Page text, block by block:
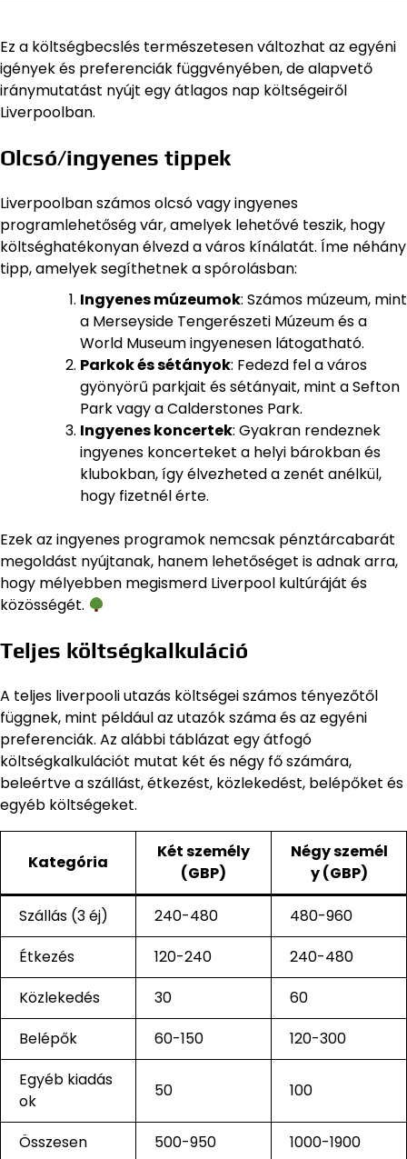
Ez a költségbecslés természetesen változhat az egyéni
igények és preferenciák függvényében, de alapvető
iránymutatást nyújt egy átlagos nap költségeiről
Liverpoolban.
Olcsó/ingyenes tippek
Liverpoolban számos olcsó vagy ingyenes
programlehetőség vár, amelyek lehetővé teszik, hogy
költséghatékonyan élvezd a város kínálatát. Íme néhány
tipp, amelyek segíthetnek a spórolásban:
Ingyenes múzeumok: Számos múzeum, mint
a Merseyside Tengerészeti Múzeum és a
World Museum ingyenesen látogatható.
Parkok és sétányok: Fedezd fel a város
gyönyörű parkjait és sétányait, mint a Sefton
Park vagy a Calderstones Park.
Ingyenes koncertek: Gyakran rendeznek
ingyenes koncerteket a helyi bárokban és
klubokban, így élvezheted a zenét anélkül,
hogy fizetnél érte.
Ezek az ingyenes programok nemcsak pénztárcabarát
megoldást nyújtanak, hanem lehetőséget is adnak arra,
hogy mélyebben megismerd Liverpool kultúráját és
közösségét.
Teljes költségkalkuláció
A teljes liverpooli utazás költségei számos tényezőtől
függnek, mint például az utazók száma és az egyéni
preferenciák. Az alábbi táblázat egy átfogó
költségkalkulációt mutat két és négy fő számára,
beleértve a szállást, étkezést, közlekedést, belépőket és
egyéb költségeket.
Kategória
Két személy
(GBP)
Négy személ
y (GBP)
Szállás (3 éj) 240-480
480-960
Étkezés
120-240
240-480
Közlekedés
30
60
Belépők
60-150
120-300
Egyéb kiadás
ok
50 100
Összesen 500-950 1000-1900